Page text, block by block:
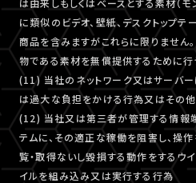
は由来しもしくはベースとする素材（モ
に類似のビデオ、壁紙、デスクトップテ
商品を含みますがこれらに限りません
物である素材を無償提供するために行
(11) 当社のネットワーク又はサーバー
は過大な負担をかける行為又はその
(12) 当社又は第三者が管理する情報
テムに、その適正な稼働を阻害し、操
覧・取得ないし毀損する動作をするウ
イルを組み込み又は実行する行為